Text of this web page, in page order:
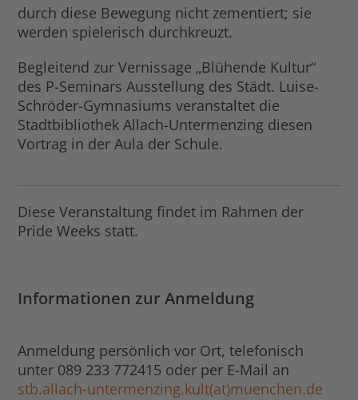
durch diese Bewegung nicht zementiert; sie
werden spielerisch durchkreuzt.
Begleitend zur Vernissage „Blühende Kultur“
des P-Seminars Ausstellung des Städt. Luise-
Schröder-Gymnasiums veranstaltet die
Stadtbibliothek Allach-Untermenzing diesen
Vortrag in der Aula der Schule.
Diese Veranstaltung findet im Rahmen der
Pride Weeks statt.
Informationen zur Anmeldung
Anmeldung persönlich vor Ort, telefonisch
unter 089 233 772415 oder per E-Mail an
stb.allach-untermenzing.kult(at)muenchen.de